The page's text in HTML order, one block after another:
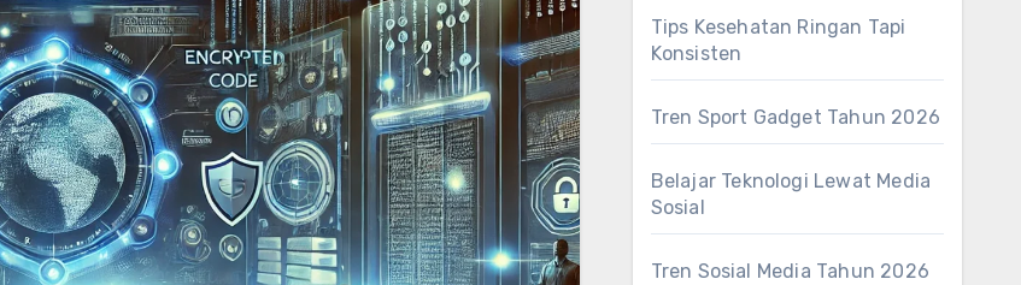
Tips Kesehatan Ringan Tapi
Konsisten
Tren Sport Gadget Tahun 2026
Belajar Teknologi Lewat Media
Sosial
Tren Sosial Media Tahun 2026